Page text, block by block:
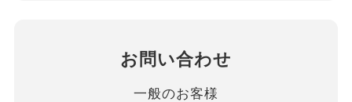
お問い合わせ
一般のお客様